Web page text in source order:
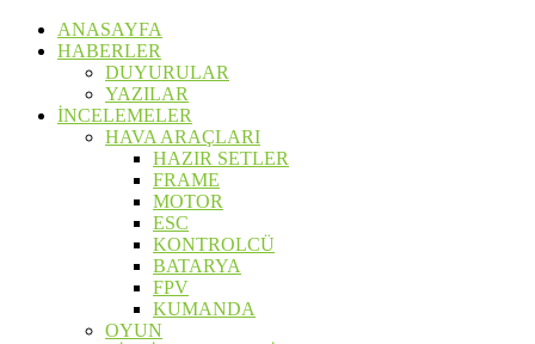
ANASAYFA
HABERLER
DUYURULAR
YAZILAR
İNCELEMELER
HAVA ARAÇLARI
HAZIR SETLER
FRAME
MOTOR
ESC
KONTROLCÜ
BATARYA
FPV
KUMANDA
OYUN